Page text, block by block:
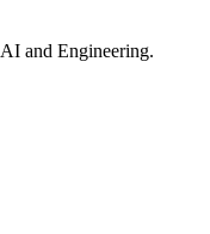
and Engineering.